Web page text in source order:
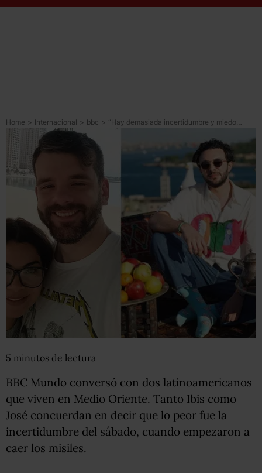
Home > Internacional > bbc >
5 minutos de lectura
BBC Mundo conversó con dos latinoamericanos
que viven en Medio Oriente. Tanto Ibis como
José concuerdan en decir que lo peor fue la
incertidumbre del sábado, cuando empezaron a
caer los misiles.